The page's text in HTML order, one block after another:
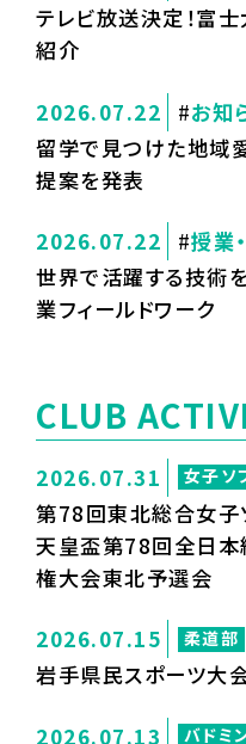
テレビ放送決定！富
紹介
2026.07.22
お知
留学で見つけた地
提案を発表
2026.07.22
授業
世界で活躍する技術
業フィールドワーク
CLUB
2026.07.31 女子ソ
第78回東北総合女子
天皇盃第78回全日本
権大会東北予選会
2026.07.15 柔道部
岩手県民スポーツ大
2026.07.13 バドミ